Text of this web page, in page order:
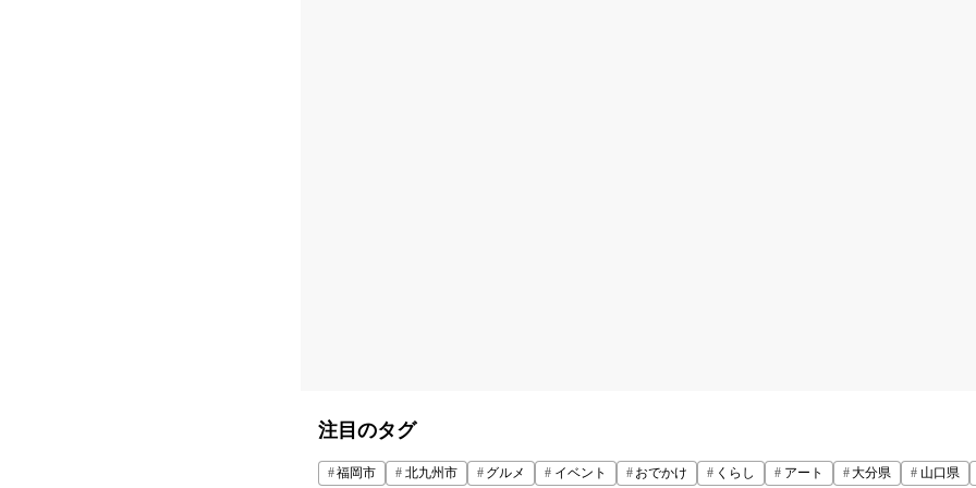
注目のタグ
福岡市 北九州市 グルメ イベント おでかけ くらし アート 大分県 山口県